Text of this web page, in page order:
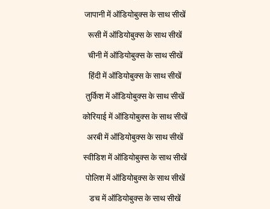
जापानी में ऑडियोबुक्स के साथ सीखें
रूसी में ऑडियोबुक्स के साथ सीखें
चीनी में ऑडियोबुक्स के साथ सीखें
हिंदी में ऑडियोबुक्स के साथ सीखें
तुर्किश में ऑडियोबुक्स के साथ सीखें
कोरियाई में ऑडियोबुक्स के साथ सीखें
अरबी में ऑडियोबुक्स के साथ सीखें
स्वीडिश में ऑडियोबुक्स के साथ सीखें
पोलिश में ऑडियोबुक्स के साथ सीखें
डच में ऑडियोबुक्स के साथ सीखें